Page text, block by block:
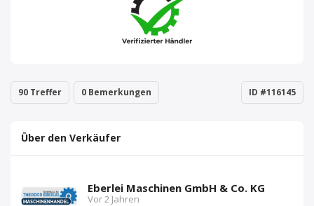
90 Treffer 0 Bemerkungen ID #116145
Über den Verkäufer
Eberlei Maschinen GmbH & Co. KG
Vor 2 Jahren